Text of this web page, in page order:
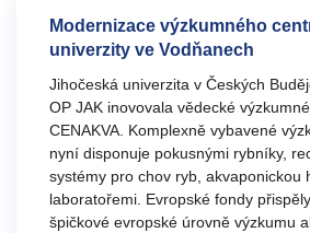
Modernizace výzkumného
univerzity ve Vodňanech
Jihočeská univerzita v Českých
OP JAK inovovala vědecké
CENAKVA. Komplexně vybavené
nyní disponuje pokusnými rybníky,
systémy pro chov ryb, akvaponickou
laboratořemi. Evropské fondy
špičkové evropské úrovně výzkumu